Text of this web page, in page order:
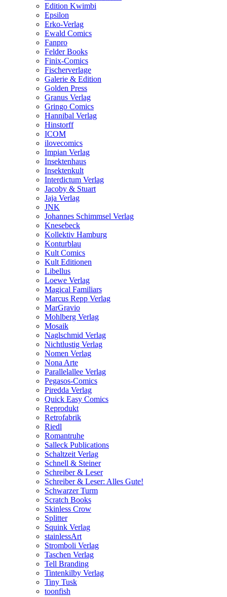
Edition Kwimbi
Epsilon
Erko-Verlag
Ewald Comics
Fanpro
Felder Books
Finix-Comics
Fischerverlage
Galerie & Edition
Golden Press
Granus Verlag
Gringo Comics
Hannibal Verlag
Hinstorff
ICOM
ilovecomics
Impian Verlag
Insektenhaus
Insektenkult
Interdictum Verlag
Jacoby & Stuart
Jaja Verlag
JNK
Johannes Schimmsel Verlag
Knesebeck
Kollektiv Hamburg
Konturblau
Kult Comics
Kult Editionen
Libellus
Loewe Verlag
Magical Familiars
Marcus Repp Verlag
MarGravio
Mohlberg Verlag
Mosaik
Naglschmid Verlag
Nichtlustig Verlag
Nomen Verlag
Nona Arte
Parallelallee Verlag
Pegasos-Comics
Piredda Verlag
Quick Easy Comics
Reprodukt
Retrofabrik
Riedl
Romantruhe
Salleck Publications
Schaltzeit Verlag
Schnell & Steiner
Schreiber & Leser
Schreiber & Leser: Alles Gute!
Schwarzer Turm
Scratch Books
Skinless Crow
Splitter
Squink Verlag
stainlessArt
Stromboli Verlag
Taschen Verlag
Tell Branding
Tintenkilby Verlag
Tiny Tusk
toonfish